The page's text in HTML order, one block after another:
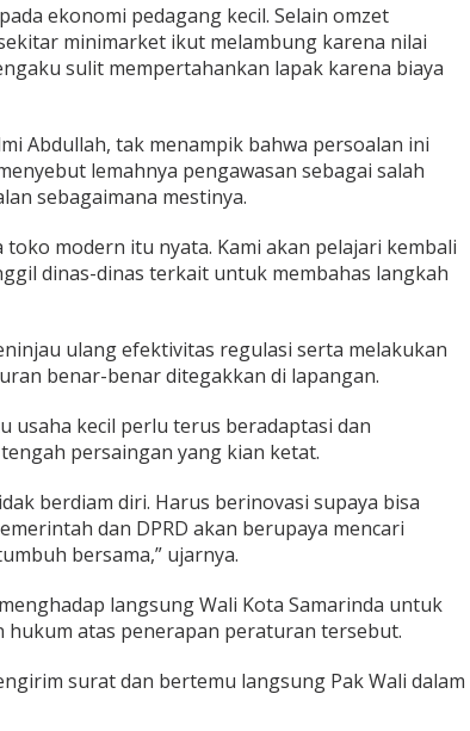
ekonomi pedagang kecil. Selain omzet
minimarket ikut melambung karena nilai
sulit mempertahankan lapak karena biaya
Abdullah, tak menampik bahwa persoalan ini
lemahnya pengawasan sebagai salah
sebagaimana mestinya.
toko modern itu nyata. Kami akan pelajari kembali
dinas-dinas terkait untuk membahas langkah
ulang efektivitas regulasi serta melakukan
benar-benar ditegakkan di lapangan.
usaha kecil perlu terus beradaptasi dan
persaingan yang kian ketat.
berdiam diri. Harus berinovasi supaya bisa
dan DPRD akan berupaya mencari
bersama,” ujarnya.
langsung Wali Kota Samarinda untuk
hukum atas penerapan peraturan tersebut.
surat dan bertemu langsung Pak Wali dalam